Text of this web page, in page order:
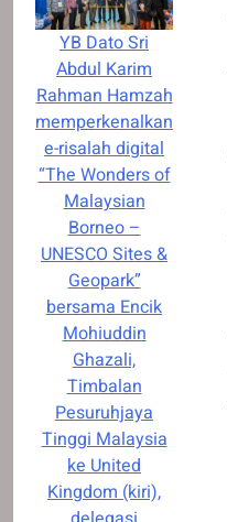
YB Dato Sri
Abdul Karim
Rahman Hamzah
memperkenalkan
e-risalah digital
“The Wonders of
Malaysian
Borneo –
UNESCO Sites &
Geopark”
bersama Encik
Mohiuddin
Ghazali,
Timbalan
Pesuruhjaya
Tinggi Malaysia
ke United
Kingdom (kiri),